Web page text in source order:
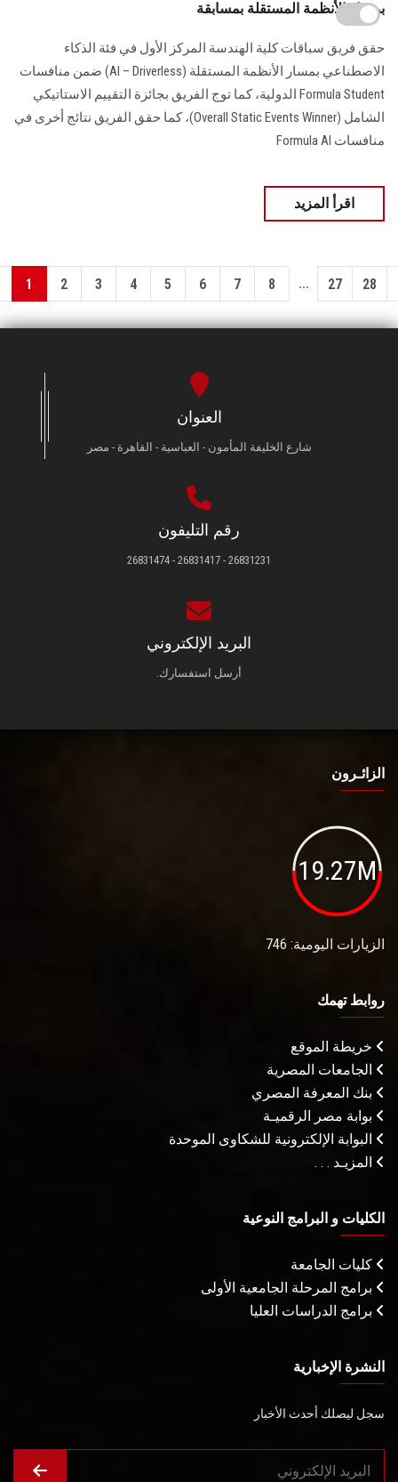
بمسار الأنظمة المستقلة بمسابقة
حقق فريق سباقات كلية الهندسة المركز الأول في فئة الذكاء
الاصطناعي بمسار الأنظمة المستقلة (AI – Driverless) ضمن منافسات
Formula Student الدولية، كما توج الفريق بجائزة التقييم الاستاتيكي
الشامل (Overall Static Events Winner)، كما حقق الفريق نتائج أخرى في
منافسات Formula AI
اقرأ المزيد
1 2 3 4 5 6 7 8 ... 27 28
العنوان
شارع الخليفة المأمون - العباسية - القاهرة - مصر
رقم التليفون
26831231 - 26831417 - 26831474
البريد الإلكتروني
أرسل استفسارك.
الزائـرون
19.27M
الزيارات اليومية: 746
روابط تهمك
خريطة الموقع
الجامعات المصرية
بنك المعرفة المصري
بوابة مصر الرقميـة
البوابة الإلكترونية للشكاوى الموحدة
المزيـد . . .
الكليات و البرامج النوعية
كليات الجامعة
برامج المرحلة الجامعية الأولى
برامج الدراسات العليا
النشرة الإخبارية
سجل ليصلك أحدث الأخبار